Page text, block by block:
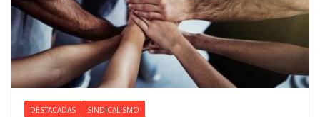
DESTACADAS SINDICALISMO